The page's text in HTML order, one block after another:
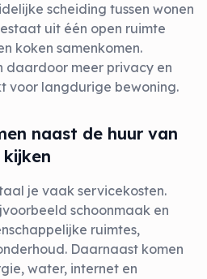
scheiding tussen wonen
uit één open ruimte
koken samenkomen.
daardoor meer privacy en
voor langdurige bewoning.
naast de huur van
je vaak servicekosten.
schoonmaak en
ruimtes,
Daarnaast komen
water, internet en